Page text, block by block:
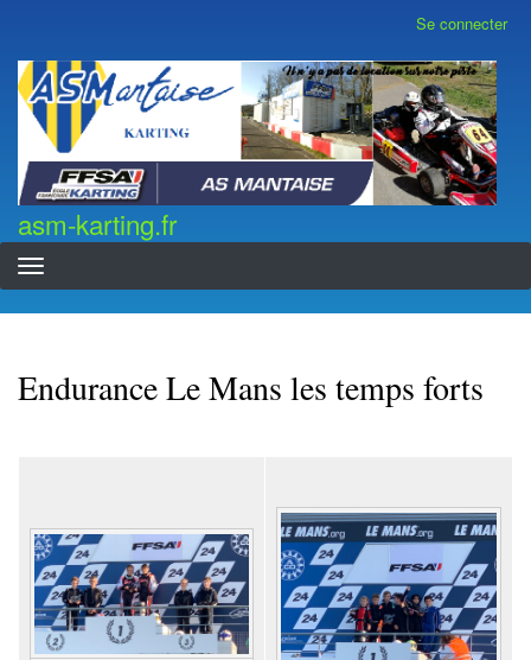
contenu
principal
compte
de
l'utilisateur
Se connecter
asm-karting.fr
asm-karting.fr
Endurance Le Mans les temps forts